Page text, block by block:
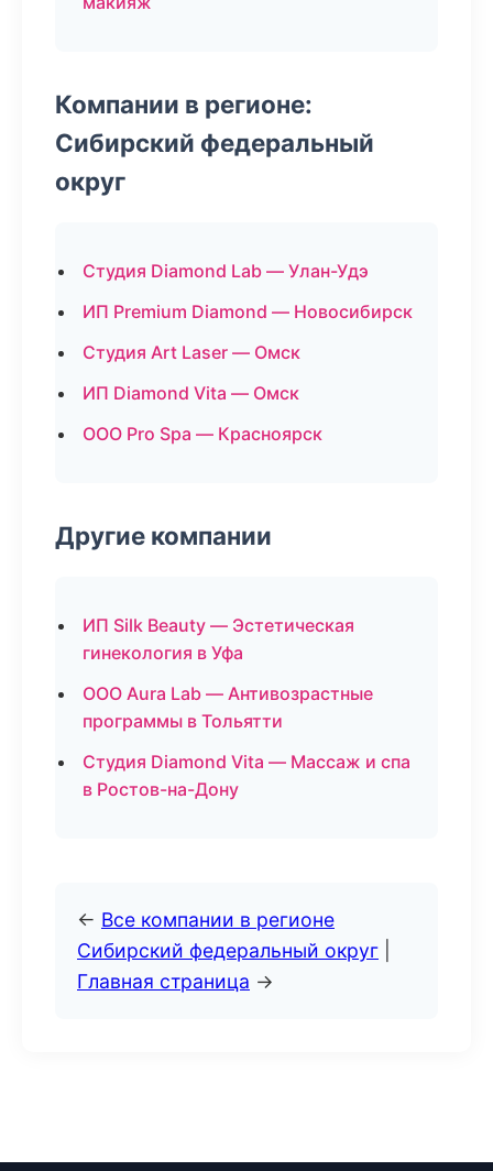
Компании в регионе:
Сибирский федеральный
округ
Студия Diamond Lab — Улан-Удэ
ИП Premium Diamond — Новосибирск
Студия Art Laser — Омск
ИП Diamond Vita — Омск
ООО Pro Spa — Красноярск
Другие компании
ИП Silk Beauty — Эстетическая
гинекология в Уфа
ООО Aura Lab — Антивозрастные
программы в Тольятти
Студия Diamond Vita — Массаж и спа
в Ростов-на-Дону
← Все компании в регионе
Сибирский федеральный округ
Главная страница →